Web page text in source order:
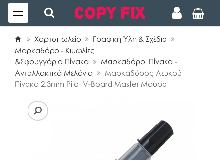
Χαρτοπωλείο
Γραφική Ύλη & Σχέδιο
Μαρκαδόροι- Κιμωλίες
&Σφουγγάρια Πίνακα
Μαρκαδόροι Πίνακα -
Ανταλλακτικά Μελάνια
Μαρκαδόρος Λευκού
Πίνακα 2.3mm Pilot V-Board Master Μαύρο